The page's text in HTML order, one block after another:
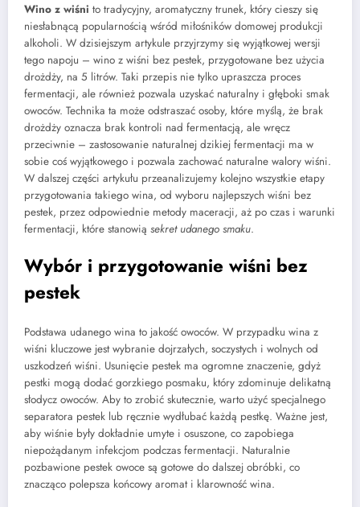
Wino z wiśni to tradycyjny, aromatyczny trunek, który cieszy się
niesłabnącą popularnością wśród miłośników domowej produkcji
alkoholi. W dzisiejszym artykule przyjrzymy się wyjątkowej wersji
tego napoju – wino z wiśni bez pestek, przygotowane bez użycia
drożdży, na 5 litrów. Taki przepis nie tylko upraszcza proces
fermentacji, ale również pozwala uzyskać naturalny i głęboki smak
owoców. Technika ta może odstraszać osoby, które myślą, że brak
drożdży oznacza brak kontroli nad fermentacją, ale wręcz
przeciwnie – zastosowanie naturalnej dzikiej fermentacji ma w
sobie coś wyjątkowego i pozwala zachować naturalne walory wiśni.
W dalszej części artykułu przeanalizujemy kolejno wszystkie etapy
przygotowania takiego wina, od wyboru najlepszych wiśni bez
pestek, przez odpowiednie metody maceracji, aż po czas i warunki
fermentacji, które stanowią sekret udanego smaku.
Wybór i przygotowanie wiśni bez
pestek
Podstawa udanego wina to jakość owoców. W przypadku wina z
wiśni kluczowe jest wybranie dojrzałych, soczystych i wolnych od
uszkodzeń wiśni. Usunięcie pestek ma ogromne znaczenie, gdyż
pestki mogą dodać gorzkiego posmaku, który zdominuje delikatną
słodycz owoców. Aby to zrobić skutecznie, warto użyć specjalnego
separatora pestek lub ręcznie wydłubać każdą pestkę. Ważne jest,
aby wiśnie były dokładnie umyte i osuszone, co zapobiega
niepożądanym infekcjom podczas fermentacji. Naturalnie
pozbawione pestek owoce są gotowe do dalszej obróbki, co
znacząco polepsza końcowy aromat i klarowność wina.